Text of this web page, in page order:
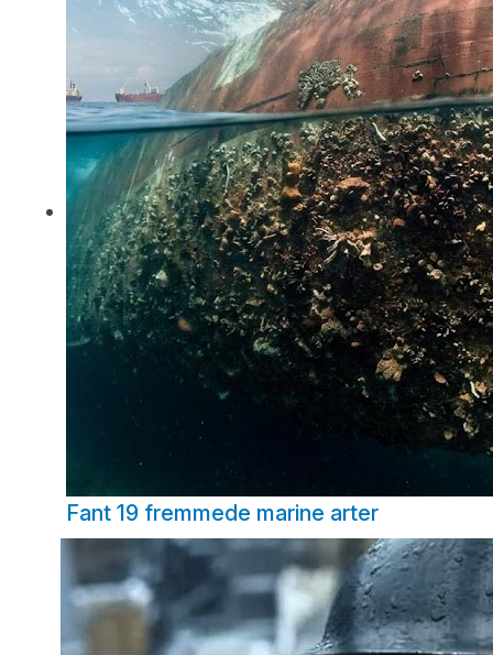
Fant 19 fremmede marine arter